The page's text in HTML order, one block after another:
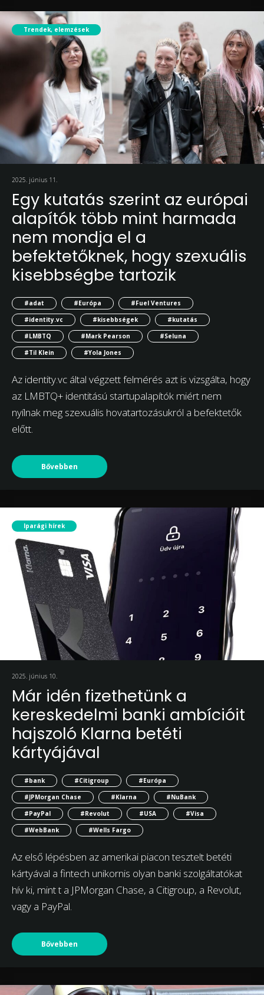
Trendek, elemzések
2025. június 11.
Egy kutatás szerint az európai
alapítók több mint harmada
nem mondja el a
befektetőknek, hogy szexuális
kisebbségbe tartozik
#adat #Európa
#Fuel Ventures
#identity.vc
#kisebbségek
#kutatás
#LMBTQ
#Mark Pearson
#Seluna
#Til Klein
#Yola Jones
Az identity.vc által végzett felmérés azt is vizsgálta, hogy
az LMBTQ+ identitású startupalapítók miért nem
nyílnak meg szexuális hovatartozásukról a befektetők
előtt.
Bővebben
Iparági hírek
2025. június 10.
Már idén fizethetünk a
kereskedelmi banki ambícióit
hajszoló Klarna betéti
kártyájával
#bank #Citigroup
#Európa
#JPMorgan Chase
#Klarna
#NuBank
#PayPal
#Revolut #USA
#Visa
#WebBank
#Wells Fargo
Az első lépésben az amerikai piacon tesztelt betéti
kártyával a fintech unikornis olyan banki szolgáltatókat
hív ki, mint t a JPMorgan Chase, a Citigroup, a Revolut,
vagy a PayPal.
Bővebben